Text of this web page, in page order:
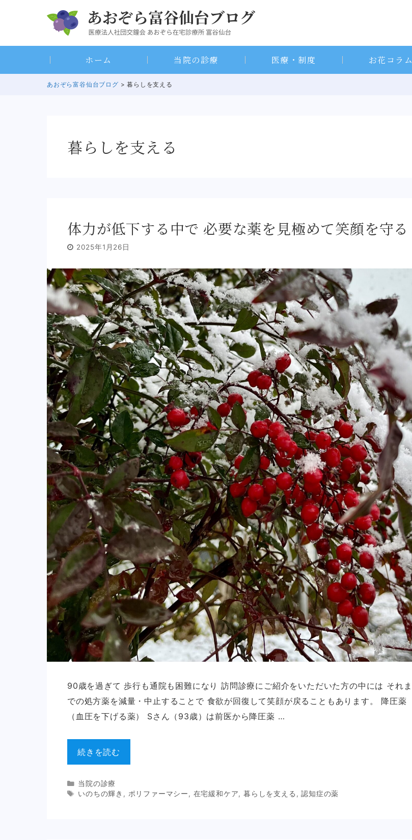
ホーム 当院の診療 医療・制度 お花コラム
あおぞら富谷仙台ブログ > 暮らしを支える
暮らしを支える
体力が低下する中で 必要な薬を見極めて笑顔を守る
2025年1月26日
90歳を過ぎて 歩行も通院も困難になり 訪問診療にご紹介をいただいた方の中には それま
での処方薬を減量・中止することで 食欲が回復して笑顔が戻ることもあります。 降圧薬
（血圧を下げる薬） Sさん（93歳）は前医から降圧薬 …
続きを読む
Categories
当院の診療
Tags
いのちの輝き , ポリファーマシー, 在宅緩和ケア,暮らしを支える ,認知症の薬